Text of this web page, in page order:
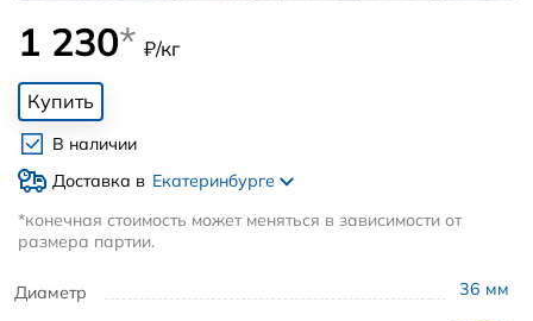
Диаметр 36 мм
1 230* ₽/кг
Купить
В наличии
Доставка в Екатеринбурге
*конечная стоимость может меняться в зависимости от
размера партии.